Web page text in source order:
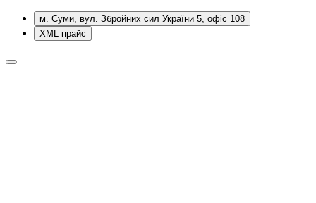
м. Суми, вул. Збройних сил України 5, офіс 108
XML прайс